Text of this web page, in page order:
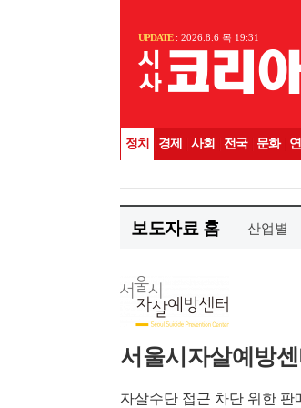
보도자료 홈 산업별
서울시자살예방
자살수단 접근 차단 위한